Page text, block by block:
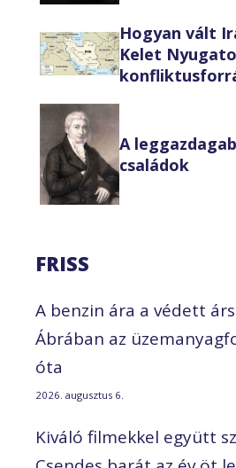
Hogyan vált
Kelet
A
családok
FRISS
A benzin ára a védett
Ábrában az
óta
2026. augusztus 6.
Kiváló filmekkel együtt